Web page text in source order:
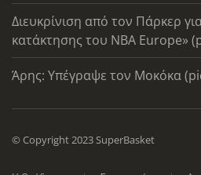
Διευκρίνιση από τον Πάρκερ
κατάκτησης του ΝΒΑ Europe»
Άρης: Υπέγραψε τον Μοκόκα
© Copyright 2023 SuperBasket